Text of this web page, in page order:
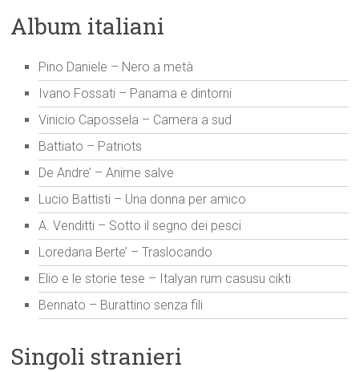
Album italiani
Pino Daniele – Nero a metà
Ivano Fossati – Panama e dintorni
Vinicio Capossela – Camera a sud
Battiato – Patriots
De Andre’ – Anime salve
Lucio Battisti – Una donna per amico
A. Venditti – Sotto il segno dei pesci
Loredana Berte’ – Traslocando
Elio e le storie tese – Italyan rum casusu cikti
Bennato – Burattino senza fili
Singoli stranieri